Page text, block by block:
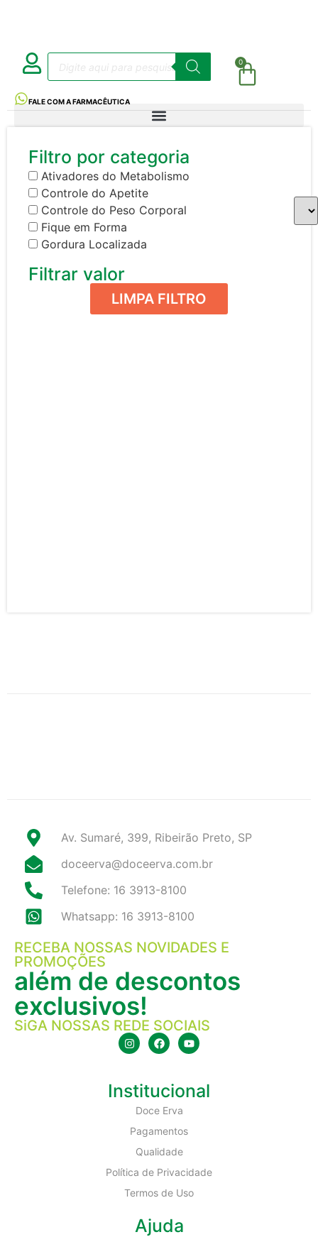
0
FALE COM A FARMACÊUTICA
Filtro por categoria
Ativadores do Metabolismo
Controle do Apetite
Controle do Peso Corporal
Fique em Forma
Gordura Localizada
Filtrar valor
LIMPA FILTRO
Av. Sumaré, 399, Ribeirão Preto, SP
doceerva@doceerva.com.br
Telefone: 16 3913-8100
Whatsapp: 16 3913-8100
RECEBA NOSSAS NOVIDADES E
PROMOÇÕES
além de descontos
exclusivos!
SiGA NOSSAS REDE SOCIAIS
Institucional
Doce Erva
Pagamentos
Qualidade
Política de Privacidade
Termos de Uso
Ajuda